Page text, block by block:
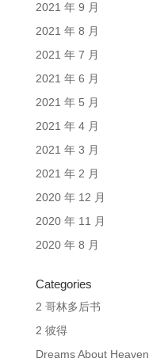
2021 年 9 月
2021 年 8 月
2021 年 7 月
2021 年 6 月
2021 年 5 月
2021 年 4 月
2021 年 3 月
2021 年 2 月
2020 年 12 月
2020 年 11 月
2020 年 8 月
Categories
2 哥林多后书
2 彼得
Dreams About Heaven